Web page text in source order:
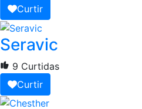
Curtir
Seravic
9 Curtidas
Curtir